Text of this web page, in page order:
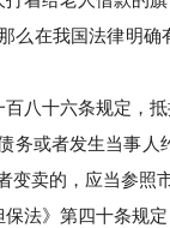
么在我国法律明
八十六条规定，
务或者发生当事
变卖的，应当参照
保法》第四十条规